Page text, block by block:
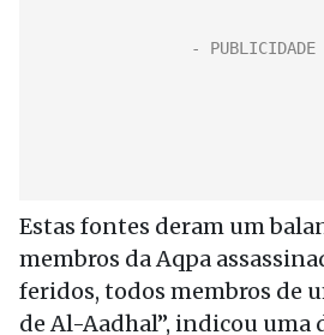
Estas fontes deram um
membros da Aqpa
feridos, todos membros de
de Al-Aadhal”, indicou uma